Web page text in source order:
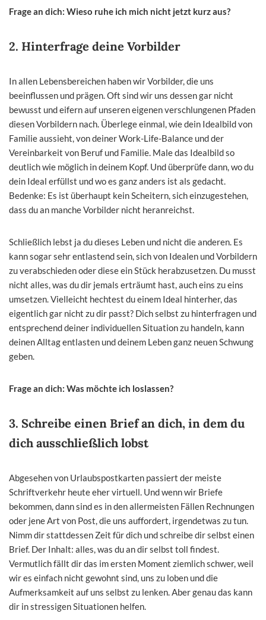
Frage an dich: Wieso ruhe ich mich nicht jetzt kurz aus?
2. Hinterfrage deine Vorbilder
In allen Lebensbereichen haben wir Vorbilder, die uns
beeinflussen und prägen. Oft sind wir uns dessen gar nicht
bewusst und eifern auf unseren eigenen verschlungenen Pfaden
diesen Vorbildern nach. Überlege einmal, wie dein Idealbild von
Familie aussieht, von deiner Work-Life-Balance und der
Vereinbarkeit von Beruf und Familie. Male das Idealbild so
deutlich wie möglich in deinem Kopf. Und überprüfe dann, wo du
dein Ideal erfüllst und wo es ganz anders ist als gedacht.
Bedenke: Es ist überhaupt kein Scheitern, sich einzugestehen,
dass du an manche Vorbilder nicht heranreichst.
Schließlich lebst ja du dieses Leben und nicht die anderen. Es
kann sogar sehr entlastend sein, sich von Idealen und Vorbildern
zu verabschieden oder diese ein Stück herabzusetzen. Du musst
nicht alles, was du dir jemals erträumt hast, auch eins zu eins
umsetzen. Vielleicht hechtest du einem Ideal hinterher, das
eigentlich gar nicht zu dir passt? Dich selbst zu hinterfragen und
entsprechend deiner individuellen Situation zu handeln, kann
deinen Alltag entlasten und deinem Leben ganz neuen Schwung
geben.
Frage an dich: Was möchte ich loslassen?
3. Schreibe einen Brief an dich, in dem du
dich ausschließlich lobst
Abgesehen von Urlaubspostkarten passiert der meiste
Schriftverkehr heute eher virtuell. Und wenn wir Briefe
bekommen, dann sind es in den allermeisten Fällen Rechnungen
oder jene Art von Post, die uns auffordert, irgendetwas zu tun.
Nimm dir stattdessen Zeit für dich und schreibe dir selbst einen
Brief. Der Inhalt: alles, was du an dir selbst toll findest.
Vermutlich fällt dir das im ersten Moment ziemlich schwer, weil
wir es einfach nicht gewohnt sind, uns zu loben und die
Aufmerksamkeit auf uns selbst zu lenken. Aber genau das kann
dir in stressigen Situationen helfen.